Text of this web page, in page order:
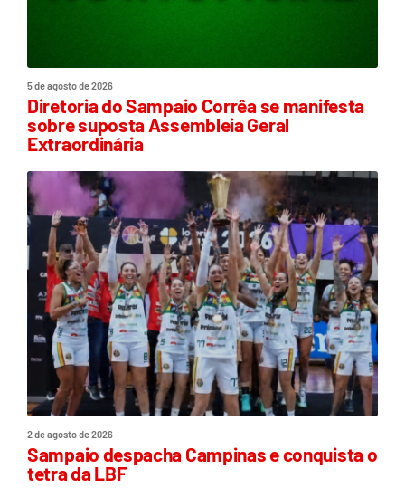
5 de agosto de 2026
Diretoria do Sampaio Corrêa se manifesta
sobre suposta Assembleia Geral
Extraordinária
2 de agosto de 2026
Sampaio despacha Campinas e conquista o
tetra da LBF